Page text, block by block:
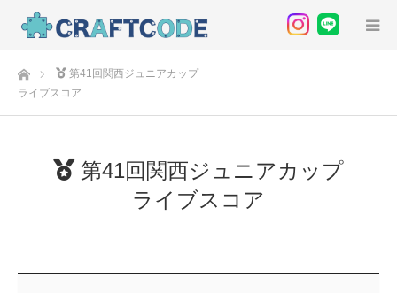
ホーム
第41回関西ジュニアカップ
ライブスコア
第41回関西ジュニアカップ
ライブスコア